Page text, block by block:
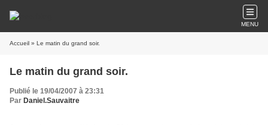
MENU
Accueil » Le matin du grand soir.
Le matin du grand soir.
Publié le 19/04/2007 à 23:31
Par Daniel.Sauvaitre